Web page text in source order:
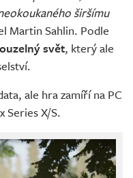
širšímu
Martin Sahlin. Podle
svět, který ale
ale hra zamíří na PC
Series X/S.